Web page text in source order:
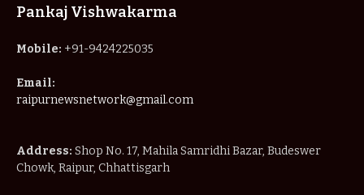
Pankaj Vishwakarma
Mobile: +91-9424225035
Email:
raipurnewsnetwork@gmail.com
Address: Shop No. 17, Mahila Samridhi Bazar, Budeswer
Chowk, Raipur, Chhattisgarh